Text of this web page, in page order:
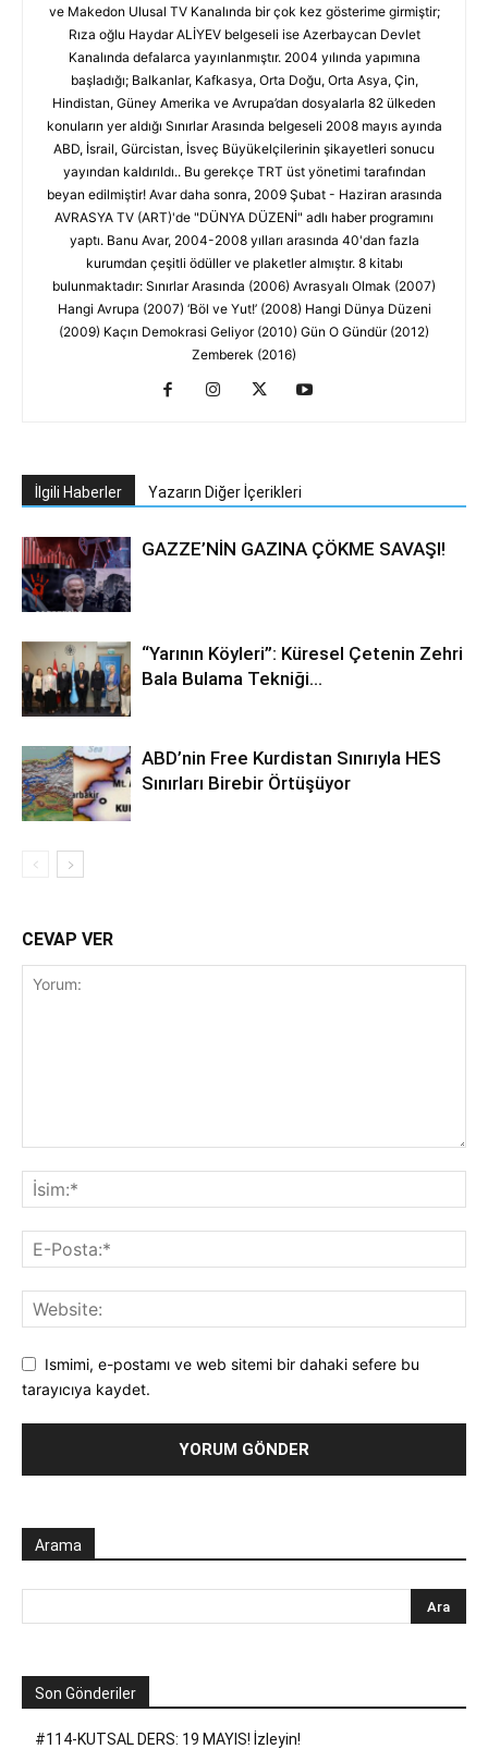
ve Makedon Ulusal TV Kanalında bir çok kez gösterime girmiştir;
Rıza oğlu Haydar ALİYEV belgeseli ise Azerbaycan Devlet
Kanalında defalarca yayınlanmıştır. 2004 yılında yapımına
başladığı; Balkanlar, Kafkasya, Orta Doğu, Orta Asya, Çin,
Hindistan, Güney Amerika ve Avrupa’dan dosyalarla 82 ülkeden
konuların yer aldığı Sınırlar Arasında belgeseli 2008 mayıs ayında
ABD, İsrail, Gürcistan, İsveç Büyükelçilerinin şikayetleri sonucu
yayından kaldırıldı.. Bu gerekçe TRT üst yönetimi tarafından
beyan edilmiştir! Avar daha sonra, 2009 Şubat - Haziran arasında
AVRASYA TV (ART)'de "DÜNYA DÜZENİ" adlı haber programını
yaptı. Banu Avar, 2004-2008 yılları arasında 40'dan fazla
kurumdan çeşitli ödüller ve plaketler almıştır. 8 kitabı
bulunmaktadır: Sınırlar Arasında (2006) Avrasyalı Olmak (2007)
Hangi Avrupa (2007) ‘Böl ve Yut!’ (2008) Hangi Dünya Düzeni
(2009) Kaçın Demokrasi Geliyor (2010) Gün O Gündür (2012)
Zemberek (2016)
İlgili Haberler Yazarın Diğer İçerikleri
GAZZE’NİN GAZINA ÇÖKME SAVAŞI!
“Yarının Köyleri”: Küresel Çetenin Zehri
Bala Bulama Tekniği…
ABD’nin Free Kurdistan Sınırıyla HES
Sınırları Birebir Örtüşüyor
CEVAP VER
Ismimi, e-postamı ve web sitemi bir dahaki sefere bu
tarayıcıya kaydet.
Arama
Son Gönderiler
#114-KUTSAL DERS: 19 MAYIS! İzleyin!